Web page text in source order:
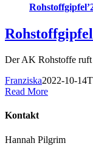
Der AK Rohstoffe
Franziska2022-10-
Read More
Kontakt
Hannah Pilgrim